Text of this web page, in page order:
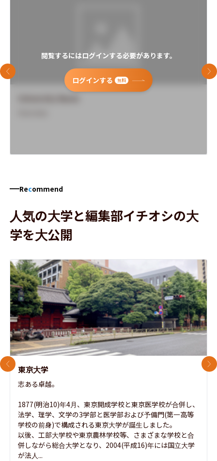
閲覧するにはログインする必要があります。
ログインする 無料
前のスライド 次
Recommend
人気の大学と編集部イチオシの大
学を大公開
東京大学
志ある卓越。
1877(明治10)年4月、東京開成学校と東京医学校が合併し、
法学、理学、文学の3学部と医学部および予備門(第一高等
学校の前身)で構成される東京大学が誕生しました。
以後、工部大学校や東京農林学校等、さまざまな学校と合
併しながら総合大学となり、2004(平成16)年には国立大学
が法人...
前のスライド 次